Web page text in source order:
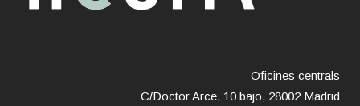
Oficines centrals
C/Doctor Arce, 10 bajo, 28002 Madrid